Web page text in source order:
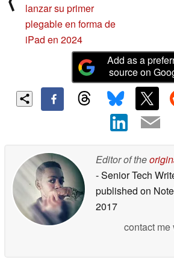
lanzar su primer
plegable en forma de
iPad en 2024
Add as a
source on
Editor of the
- Senior Tech
published on
2017
contact me